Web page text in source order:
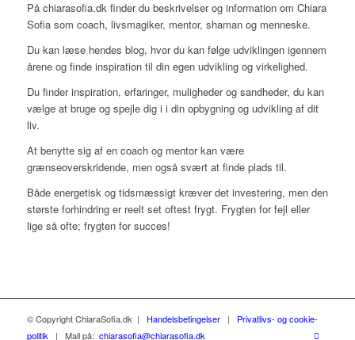
På chiarasofia.dk finder du beskrivelser og information om Chiara
Sofia som coach, livsmagiker, mentor, shaman og menneske.
Du kan læse hendes blog, hvor du kan følge udviklingen igennem
årene og finde inspiration til din egen udvikling og virkelighed.
Du finder inspiration, erfaringer, muligheder og sandheder, du kan
vælge at bruge og spejle dig i i din opbygning og udvikling af dit
liv.
At benytte sig af en coach og mentor kan være
grænseoverskridende, men også svært at finde plads til.
Både energetisk og tidsmæssigt kræver det investering, men den
største forhindring er reelt set oftest frygt. Frygten for fejl eller
lige så ofte; frygten for succes!
© Copyright ChiaraSofia.dk | Handelsbetingelser| Privatlivs- og cookie-
politik | Mail på: chiarasofia@chiarasofia.dk